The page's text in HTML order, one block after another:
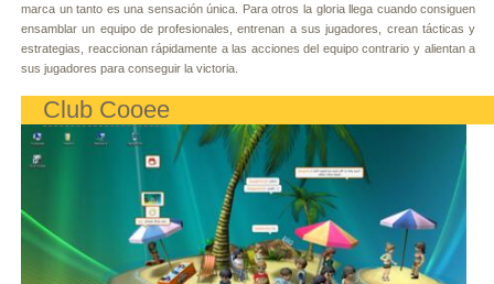
marca un tanto es una sensación única. Para otros la gloria llega cuando consiguen
ensamblar un equipo de profesionales, entrenan a sus jugadores, crean tácticas y
estrategias, reaccionan rápidamente a las acciones del equipo contrario y alientan a
sus jugadores para conseguir la victoria.
Club Cooee